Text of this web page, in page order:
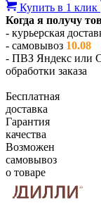
Купить в 1 клик
Когда я получу
- курьерская
- самовывоз 10.08
- ПВЗ Яндекс или
обработки заказа
Бесплатная
доставка
Гарантия
качества
Возможен
самовывоз
о товаре